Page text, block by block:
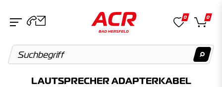
0 0
LAUTSPRECHER ADAPTERKABEL